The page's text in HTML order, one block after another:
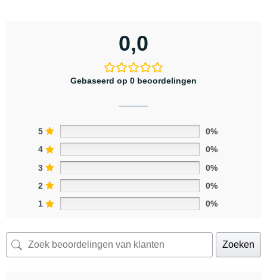
0,0
Gebaseerd op 0 beoordelingen
5
0%
4
0%
3
0%
2
0%
1
0%
Zoeken